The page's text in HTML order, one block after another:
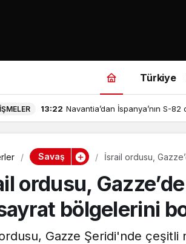
Türkiye
13:22 Navantia’dan İspanya’nın S-82
Savaş İsrail ordusu,
ordusu,
bölgelerini
Gazze Şeridi'nde çeşitli